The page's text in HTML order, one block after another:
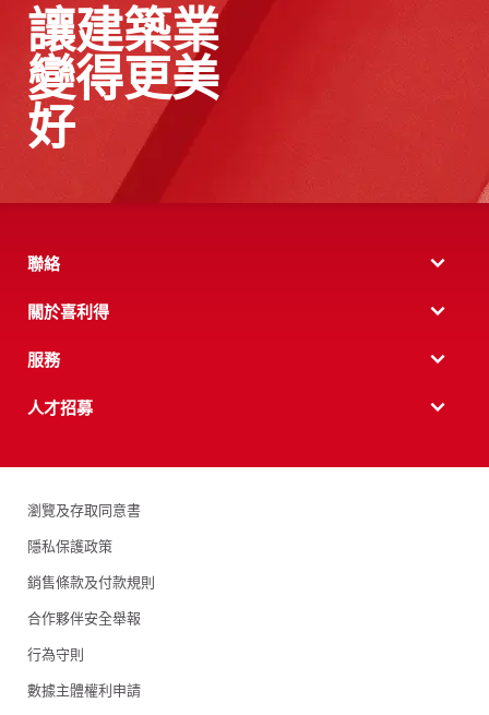
讓建築業
變得更美
好
聯絡
關於喜利得
服務
人才招募
瀏覽及存取同意書
隱私保護政策
銷售條款及付款規則
合作夥伴安全舉報
行為守則
數據主體權利申請